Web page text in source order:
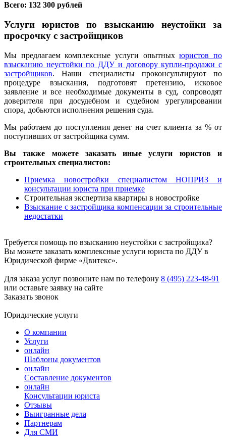
Всего: 132 300 рублей
Услуги юристов по взысканию неустойки за
просрочку с застройщиков
Мы предлагаем комплексные услуги опытныхюристов по
взысканию неустойки по ДДУ и договору купли-продажи с
застройщиков. Наши специалисты проконсультируют по
процедуре взыскания, подготовят претензию, исковое
заявление и все необходимые документы в суд, сопроводят
доверителя при досудебном и судебном урегулировании
спора, добьются исполнения решения суда.
Мы работаем до поступления денег на счет клиента за % от
поступивших от застройщика сумм.
Вы также можете заказать иные услуги юристов и
строительных специалистов:
Приемка новостройки специалистом НОПРИЗ и
консультации юриста при приемке
Строительная экспертиза квартиры в новостройке
Взыскание с застройщика компенсации за строительные
недостатки
Требуется помощь по взысканию неустойки с застройщика?
Вы можете заказать комплексные услуги юриста по ДДУ в
Юридической фирме «Двитекс».
Для заказа услуг позвоните нам по телефону 8 (495) 223-48-91
или оставьте заявку на сайте
Заказать звонок
Юридические услуги
О компании
Услуги
онлайн
Шаблоны документов
онлайн
Составление документов
онлайн
Консультации юриста
Отзывы
Выигранные дела
Партнерам
Для СМИ